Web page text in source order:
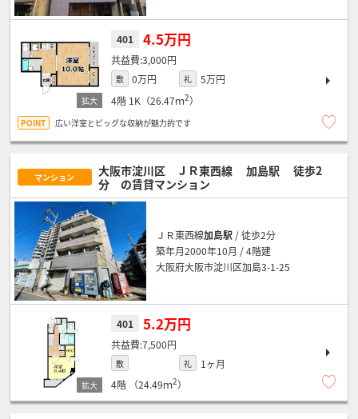
401 4.5万円
3,000円
敷 0万円 礼
5万円
4階 1K（26.47ｍ2）
広い洋室とビッグな収納が魅力的です
マンション 大阪市淀川区 ＪＲ東西線 加島駅
徒歩2
分 の賃貸マンション
ＪＲ東西線加島駅 / 徒歩2分
築年月2000年10月 / 4階建
大阪府大阪市淀川区加島3-1-25
401 5.2万円
7,500円
敷 礼
1ヶ月
4階
（24.49ｍ2）